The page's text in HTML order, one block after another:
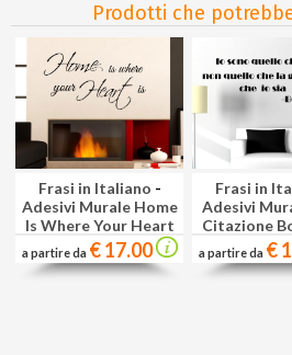
Prodotti che
Frasi in Italiano -
Adesivi Murale Home
Is Where Your Heart
a partire da € 17.00
Frasi in
Adesivi
Citazione
a partire da €